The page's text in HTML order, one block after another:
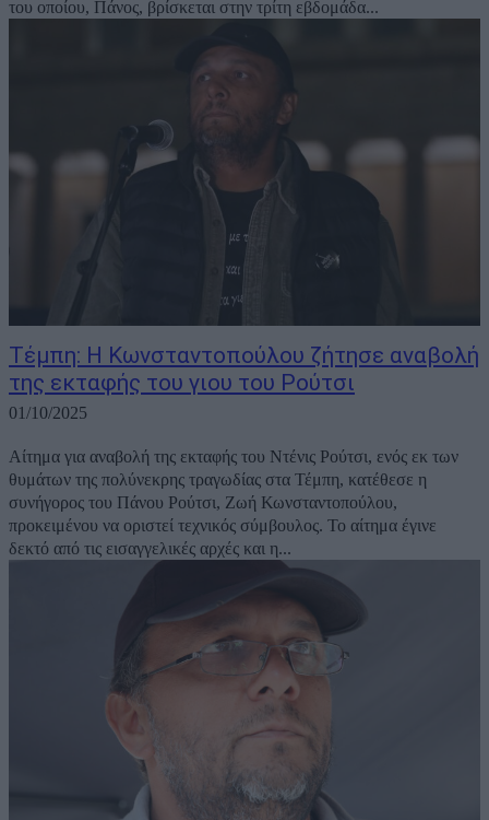
του οποίου, Πάνος, βρίσκεται στην τρίτη εβδομάδα...
Τέμπη: Η Κωνσταντοπούλου ζήτησε αναβολή
της εκταφής του γιου του Ρούτσι
01/10/2025
Αίτημα για αναβολή της εκταφής του Ντένις Ρούτσι, ενός εκ των
θυμάτων της πολύνεκρης τραγωδίας στα Τέμπη, κατέθεσε η
συνήγορος του Πάνου Ρούτσι, Ζωή Κωνσταντοπούλου,
προκειμένου να οριστεί τεχνικός σύμβουλος. Το αίτημα έγινε
δεκτό από τις εισαγγελικές αρχές και η...